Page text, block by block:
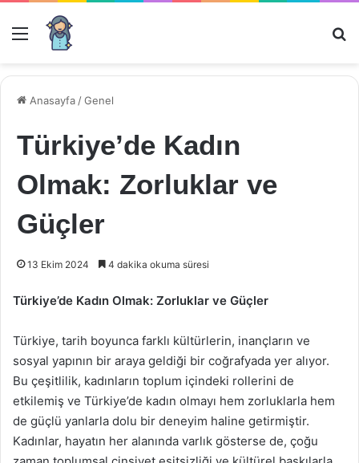
Menü
Anasayfa /Genel
Türkiye’de Kadın
Olmak: Zorluklar ve
Güçler
13 Ekim 2024 4 dakika okuma süresi
Türkiye’de Kadın Olmak: Zorluklar ve Güçler
Türkiye, tarih boyunca farklı kültürlerin, inançların ve
sosyal yapının bir araya geldiği bir coğrafyada yer alıyor.
Bu çeşitlilik, kadınların toplum içindeki rollerini de
etkilemiş ve Türkiye’de kadın olmayı hem zorluklarla hem
de güçlü yanlarla dolu bir deneyim haline getirmiştir.
Kadınlar, hayatın her alanında varlık gösterse de, çoğu